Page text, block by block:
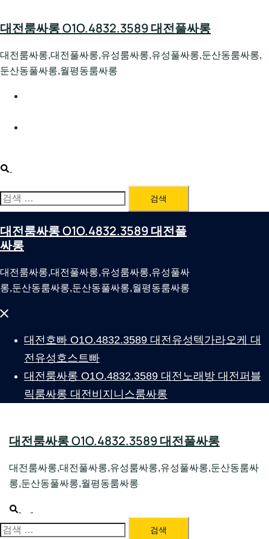
to
대전룸싸롱 O1O.4832.3589 대전풀싸롱
대전룸싸롱,대전풀싸롱,유성룸싸롱,유성풀싸롱,둔산동룸싸롱,
둔산동풀싸롱,월평동룸싸롱
Search
검
색:
대전룸싸롱 O1O.4832.3589 대전풀
싸롱
대전룸싸롱,대전풀싸롱,유성룸싸롱,유성풀싸
롱,둔산동룸싸롱,둔산동풀싸롱,월평동룸싸롱
Close
대전호빠 O1O.4832.3589 대전유성텍가라오케 대
전유성호스트빠
대전룸싸롱 O1O.4832.3589 대전노래방 대전퍼블
릭룸싸롱 대전비지니스룸싸롱
대전룸싸롱 O1O.4832.3589 대전풀싸롱
대전룸싸롱,대전풀싸롱,유성룸싸롱,유성풀싸롱,둔산동룸싸
롱,둔산동풀싸롱,월평동룸싸롱
Search
menu
검